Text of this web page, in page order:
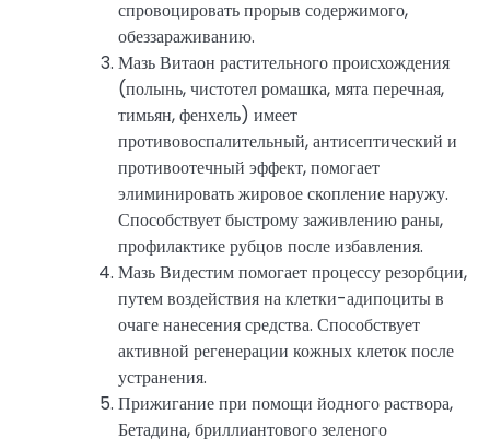
спровоцировать прорыв содержимого,
обеззараживанию.
Мазь Витаон растительного происхождения
(полынь, чистотел ромашка, мята перечная,
тимьян, фенхель) имеет
противовоспалительный, антисептический и
противоотечный эффект, помогает
элиминировать жировое скопление наружу.
Способствует быстрому заживлению раны,
профилактике рубцов после избавления.
Мазь Видестим помогает процессу резорбции,
путем воздействия на клетки-адипоциты в
очаге нанесения средства. Способствует
активной регенерации кожных клеток после
устранения.
Прижигание при помощи йодного раствора,
Бетадина, бриллиантового зеленого